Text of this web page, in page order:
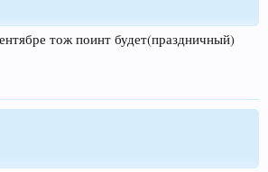
тож поинт будет(праздничный)